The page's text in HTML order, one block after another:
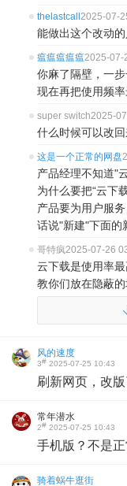
thelastcall 2025-07-
能做出这个改动
瘟瘟瘟瘟瘟2025-07-
你麻了隔壁，一
现在再把使用频
super switch2025-
什么时候可以改
这是一个正常的网盘
产品经理不知道"
为什么要把“云下
产品要为用户服
话说"新建"下面的
哥特疯2025-07-26
云下载是使用率
教你们放在隐蔽
风的速度
3# 2025-07-25 10:43
刷新网页，改版
常年潜水
2# 2025-07-25 10:43
手机版？不是正
骑着蜗牛逛街